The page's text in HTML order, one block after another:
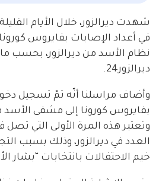
شهدت ديرالزور، خلال الأيام
في أعداد الإصابات بفايروس
نظام الأسد من ديرالزور، بحسب
ديرالزور24.
بفايروس كورونا إلى مشفى الأسد
وتعتبر هذه المرة الأولى التي تصل
العدد في ديرالزور، وذلك بسبب
خيم الاحتفالات بانتخابات “بشار